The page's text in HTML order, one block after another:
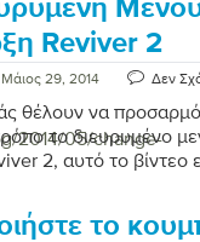
2014/05/change-
Reviver 2
Μάιος 29, 2014 Δεν
θέλουν να
το διευρυμένο
2, αυτό το βίντεο
το